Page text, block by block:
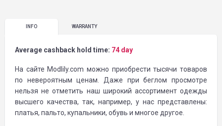
INFO WARRANTY
Average cashback hold time: 74 day
На сайте Modlily.com можно приобрести тысячи товаров
по невероятным ценам. Даже при беглом просмотре
нельзя не отметить наш широкий ассортимент одежды
высшего качества, так, например, у нас представлены:
платья, пальто, купальники, обувь и многое другое.